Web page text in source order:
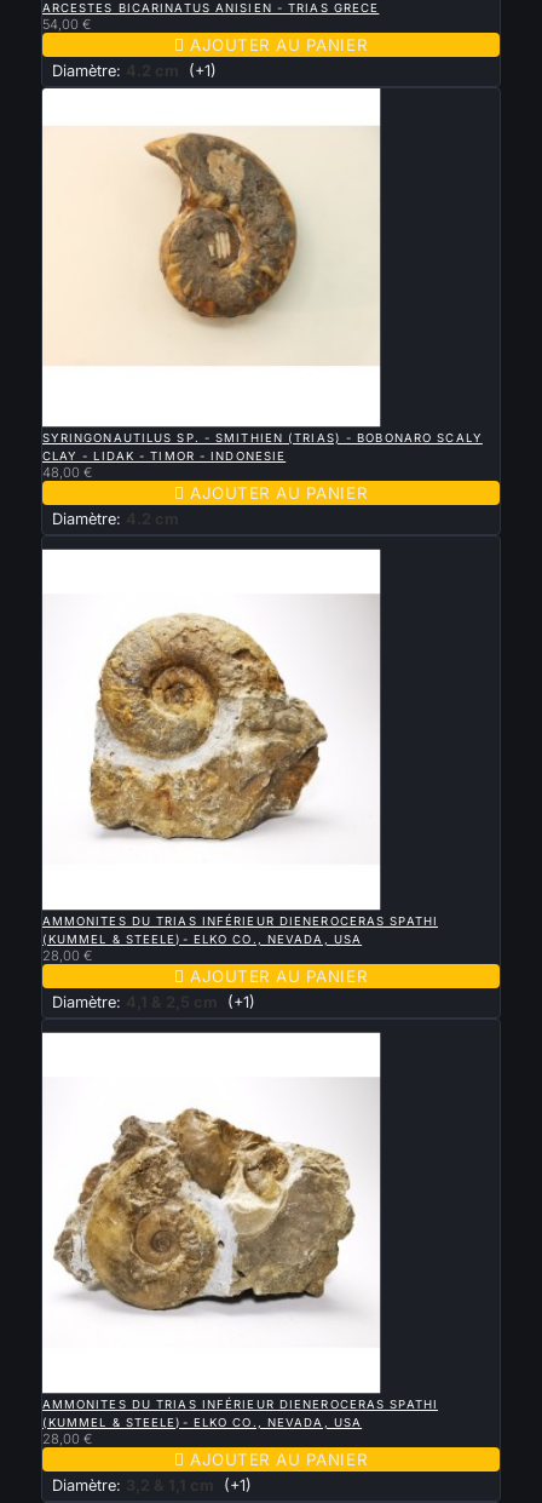
ARCESTES BICARINATUS ANISIEN - TRIAS GRECE
54,00 €
 AJOUTER AU PANIER
Diamètre: 4.2 cm (+1)
SYRINGONAUTILUS SP. - SMITHIEN (TRIAS) - BOBONARO SCALY
CLAY - LIDAK - TIMOR - INDONESIE
48,00 €
 AJOUTER AU PANIER
Diamètre: 4.2 cm
Nouveau
AMMONITES DU TRIAS INFÉRIEUR DIENEROCERAS SPATHI
(KUMMEL & STEELE)- ELKO CO., NEVADA, USA
28,00 €
 AJOUTER AU PANIER
Diamètre: 4,1 & 2,5 cm (+1)
Nouveau
AMMONITES DU TRIAS INFÉRIEUR DIENEROCERAS SPATHI
(KUMMEL & STEELE)- ELKO CO., NEVADA, USA
28,00 €
 AJOUTER AU PANIER
Diamètre: 3,2 & 1,1 cm (+1)